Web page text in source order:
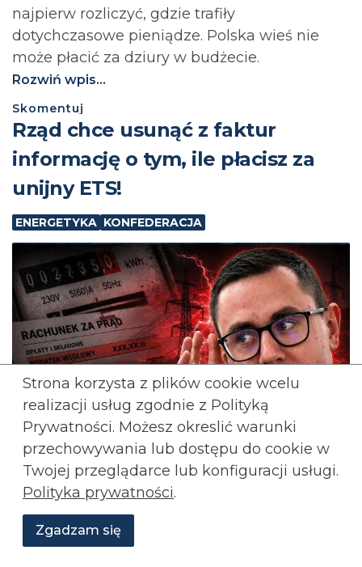
najpierw rozliczyć, gdzie trafiły
dotychczasowe pieniądze. Polska wieś nie
może płacić za dziury w budżecie.⁩
Rozwiń wpis...
Skomentuj
Rząd chce usunąć z faktur
informację o tym, ile płacisz za
unijny ETS!
ENERGETYKA KONFEDERACJA
Strona korzysta z plików cookie wcelu
realizacji usług zgodnie z Polityką
Prywatności. Możesz okreslić warunki
przechowywania lub dostępu do cookie w
Twojej przeglądarce lub konfiguracji usługi.
Polityka prywatności.
Zgadzam się